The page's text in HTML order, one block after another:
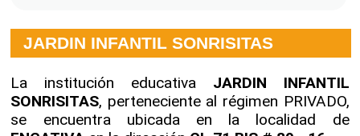
JARDIN INFANTIL SONRISITAS
La institución educativa JARDIN INFANTIL
SONRISITAS, perteneciente al régimen PRIVADO,
se encuentra ubicada en la localidad de